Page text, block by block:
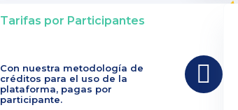
Tarifas por Participantes
Con nuestra metodología de
créditos para el uso de la
plataforma, pagas por
participante.